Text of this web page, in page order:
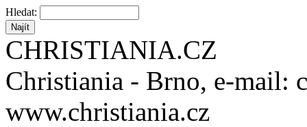
Hledat:
CHRISTIANIA.CZ
Christiania - Brno, e-mail:
www.christiania.cz